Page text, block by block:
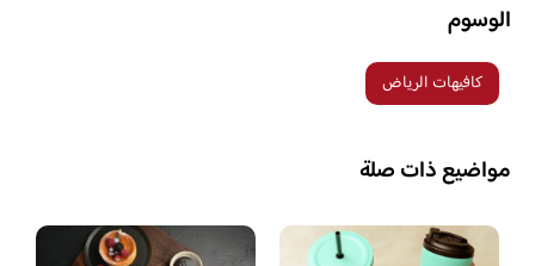
الوسوم
كافيهات الرياض
مواضيع ذات صلة